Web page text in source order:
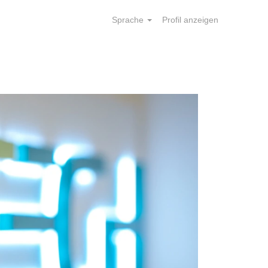
Sprache Profil anzeigen